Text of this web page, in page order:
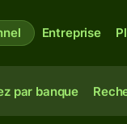
Entreprise
par banque